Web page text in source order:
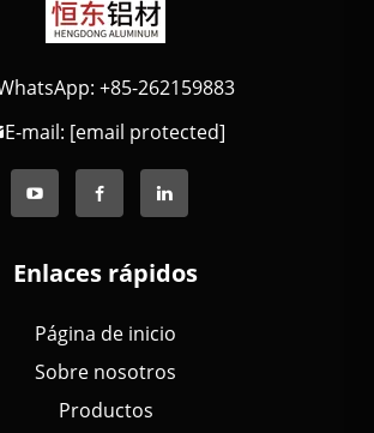
+85-262159883
E-mail: [email protected]
Enlaces rápidos
Página de inicio
Sobre nosotros
Productos